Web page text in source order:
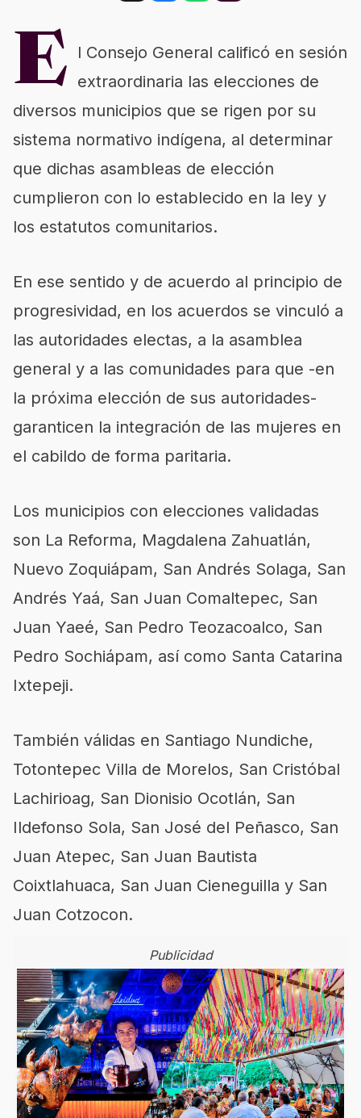
E
l Consejo General calificó en sesión
extraordinaria las elecciones de
diversos municipios que se rigen por su
sistema normativo indígena, al determinar
que dichas asambleas de elección
cumplieron con lo establecido en la ley y
los estatutos comunitarios.
En ese sentido y de acuerdo al principio de
progresividad, en los acuerdos se vinculó a
las autoridades electas, a la asamblea
general y a las comunidades para que -en
la próxima elección de sus autoridades-
garanticen la integración de las mujeres en
el cabildo de forma paritaria.
Los municipios con elecciones validadas
son La Reforma, Magdalena Zahuatlán,
Nuevo Zoquiápam, San Andrés Solaga, San
Andrés Yaá, San Juan Comaltepec, San
Juan Yaeé, San Pedro Teozacoalco, San
Pedro Sochiápam, así como Santa Catarina
Ixtepeji.
También válidas en Santiago Nundiche,
Totontepec Villa de Morelos, San Cristóbal
Lachirioag, San Dionisio Ocotlán, San
Ildefonso Sola, San José del Peñasco, San
Juan Atepec, San Juan Bautista
Coixtlahuaca, San Juan Cieneguilla y San
Juan Cotzocon.
Publicidad